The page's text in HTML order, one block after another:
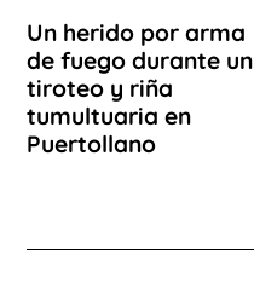
Un herido por arma
de fuego durante un
tiroteo y riña
tumultuaria en
Puertollano